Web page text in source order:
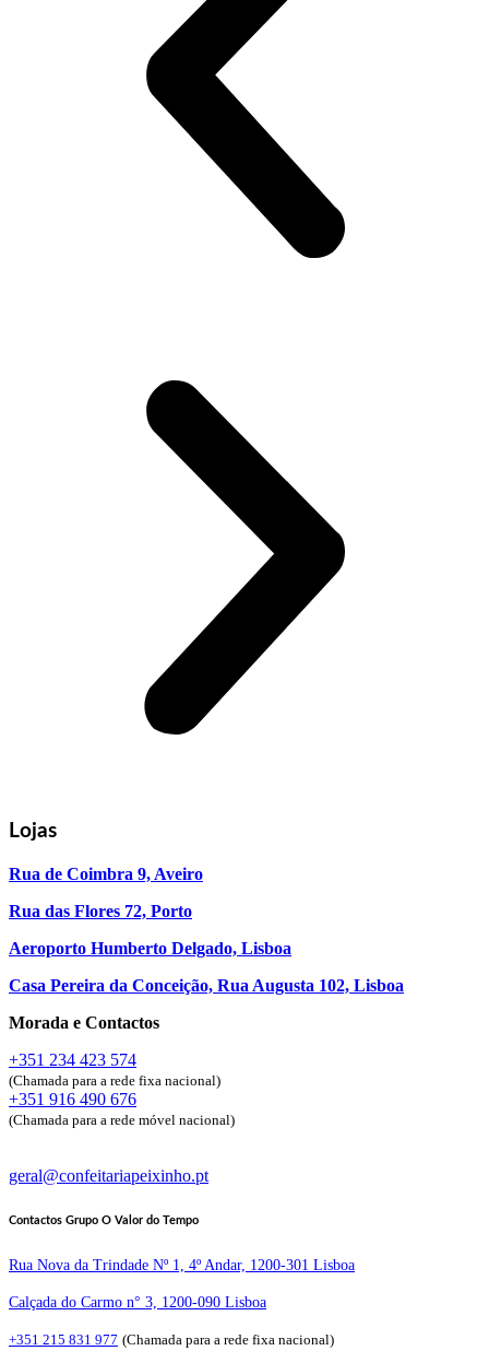
Lojas
Rua de Coimbra 9, Aveiro
Rua das Flores 72, Porto
Aeroporto Humberto Delgado, Lisboa
Casa Pereira da Conceição, Rua Augusta 102, Lisboa
Morada e Contactos
+351 234 423 574
(Chamada para a rede fixa nacional)
+351 916 490 676
(Chamada para a rede móvel nacional)
geral@confeitariapeixinho.pt
Contactos Grupo O Valor do Tempo
Rua Nova da Trindade Nº 1, 4º Andar, 1200-301 Lisboa
Calçada do Carmo n° 3, 1200-090 Lisboa
+351 215 831 977 (Chamada para a rede fixa nacional)